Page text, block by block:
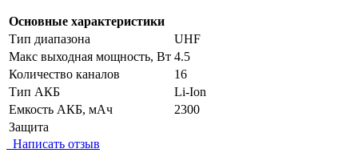
Основные характеристики
Тип диапазона
UHF
Макс выходная мощность, Вт 4.5
Количество каналов
16
Тип АКБ
Li-Ion
Емкость АКБ, мАч
2300
Защита
Написать отзыв